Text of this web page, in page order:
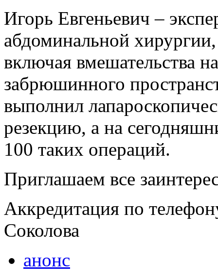
Игорь Евгеньевич –
абдоминальной
включая вмешательства
забрюшинного
выполнил
резекцию, а на
100 таких операций.
Приглашаем все
Аккредитация по
Соколова
анонс